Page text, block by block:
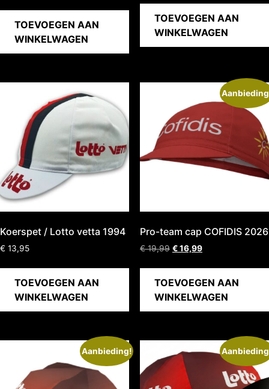
TOEVOEGEN AAN
WINKELWAGEN
TOEVOEGEN AAN
WINKELWAGEN
Koerspet / Lotto vetta 1994
€ 13,95
TOEVOEGEN AAN
WINKELWAGEN
Pro-team cap COFIDIS 2026
€19,99 €16,99
TOEVOEGEN AAN
WINKELWAGEN
Aanbieding!